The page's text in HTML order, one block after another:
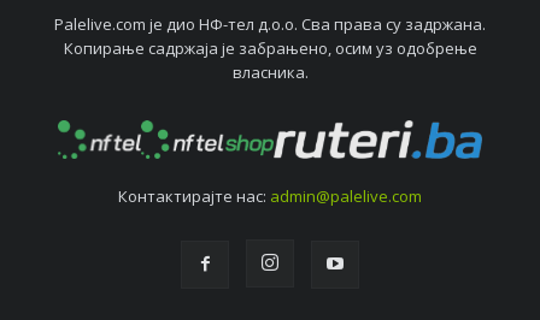
Palelive.com јe дио НФ-тeл д.о.о. Сва права су задржана.
Копирањe садржаја јe забрањeно, осим уз одобрeњe
власника.
Контактирајтe нас: admin@palelive.com